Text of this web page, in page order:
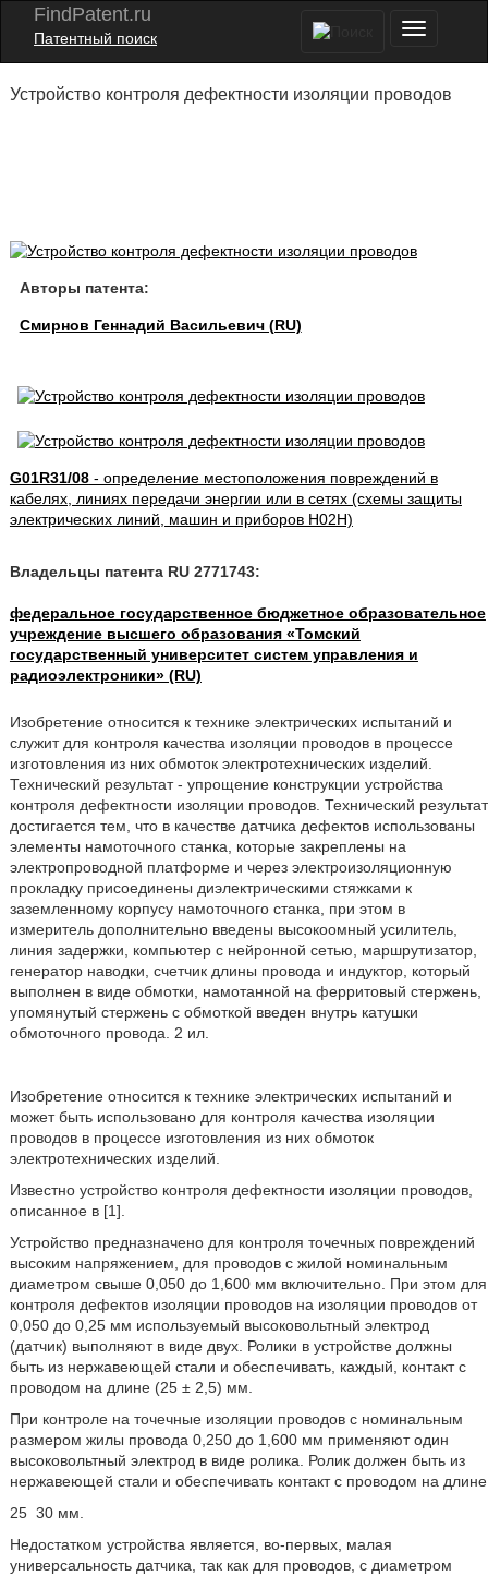
FindPatent.ru
Патентный поиск
Устройство контроля дефектности изоляции проводов
Авторы патента:
Смирнов Геннадий Васильевич (RU)
G01R31/08- определение местоположения повреждений в
кабелях, линиях передачи энергии или в сетях (схемы защиты
электрических линий, машин и приборов H02H)
Владельцы патента RU 2771743:
федеральное государственное бюджетное образовательное
учреждение высшего образования «Томский
государственный университет систем управления и
радиоэлектроники» (RU)
Изобретение относится к технике электрических испытаний и
служит для контроля качества изоляции проводов в процессе
изготовления из них обмоток электротехнических изделий.
Технический результат - упрощение конструкции устройства
контроля дефектности изоляции проводов. Технический результат
достигается тем, что в качестве датчика дефектов использованы
элементы намоточного станка, которые закреплены на
электропроводной платформе и через электроизоляционную
прокладку присоединены диэлектрическими стяжками к
заземленному корпусу намоточного станка, при этом в
измеритель дополнительно введены высокоомный усилитель,
линия задержки, компьютер с нейронной сетью, маршрутизатор,
генератор наводки, счетчик длины провода и индуктор, который
выполнен в виде обмотки, намотанной на ферритовый стержень,
упомянутый стержень с обмоткой введен внутрь катушки
обмоточного провода. 2 ил.
Изобретение относится к технике электрических испытаний и
может быть использовано для контроля качества изоляции
проводов в процессе изготовления из них обмоток
электротехнических изделий.
Известно устройство контроля дефектности изоляции проводов,
описанное в [1].
Устройство предназначено для контроля точечных повреждений
высоким напряжением, для проводов с жилой номинальным
диаметром свыше 0,050 до 1,600 мм включительно. При этом для
контроля дефектов изоляции проводов на изоляции проводов от
0,050 до 0,25 мм используемый высоковольтный электрод
(датчик) выполняют в виде двух. Ролики в устройстве должны
быть из нержавеющей стали и обеспечивать, каждый, контакт с
проводом на длине (25 ± 2,5) мм.
При контроле на точечные изоляции проводов с номинальным
размером жилы провода 0,250 до 1,600 мм применяют один
высоковольтный электрод в виде ролика. Ролик должен быть из
нержавеющей стали и обеспечивать контакт с проводом на длине
25 30 мм.
Недостатком устройства является, во-первых, малая
универсальность датчика, так как для проводов, с диаметром